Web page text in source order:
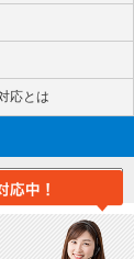
応とは